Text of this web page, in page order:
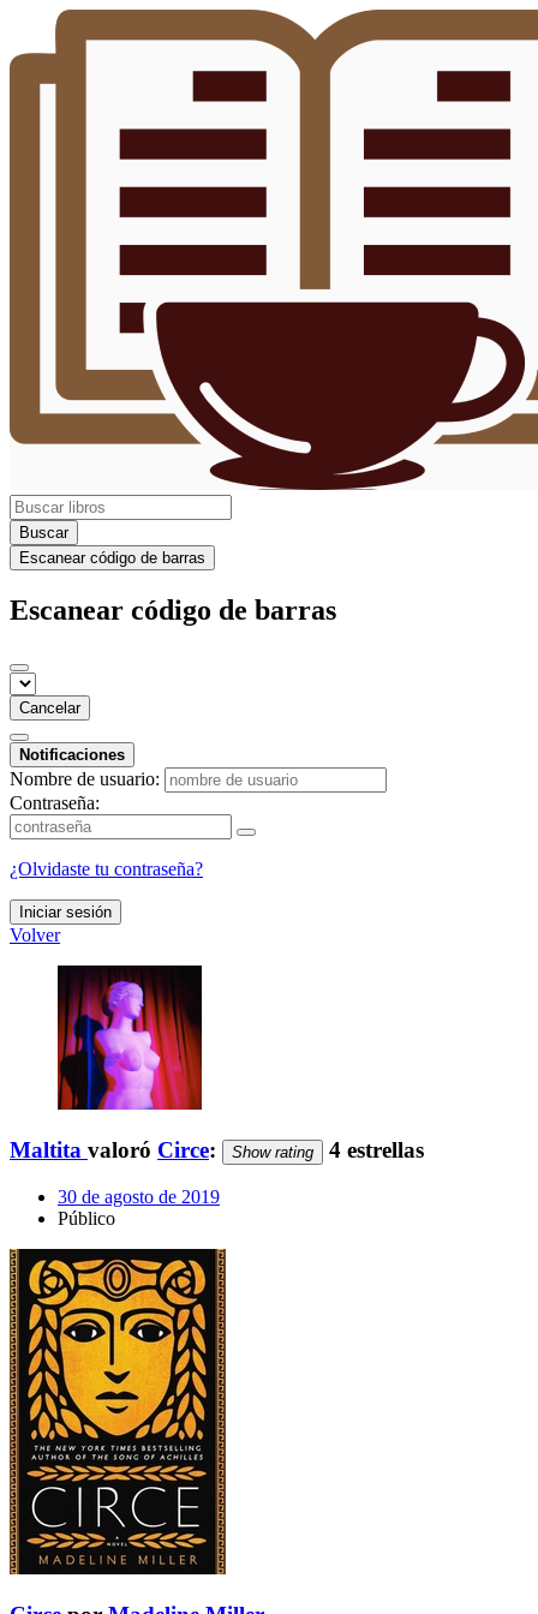
Buscar
Escanear código de barras
Escanear código de barras
Cancelar
Notificaciones
Nombre de usuario:
Contraseña:
¿Olvidaste tu contraseña?
Iniciar sesión
Volver
Maltita valoró Circe: Show rating 4 estrellas
30 de agosto de 2019
Público